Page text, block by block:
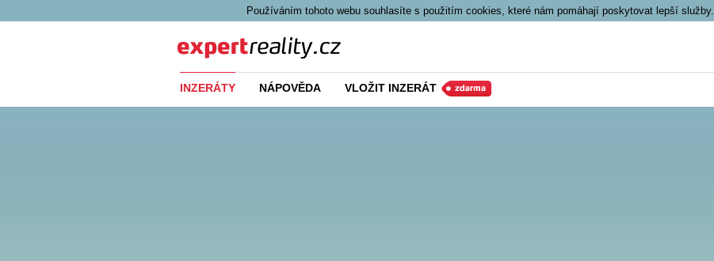
Používáním tohoto webu souhlasíte s použitím cookies, které nám pomáhají poskytovat lepší služby.
INZERÁTY NÁPOVĚDA VLOŽIT INZERÁT